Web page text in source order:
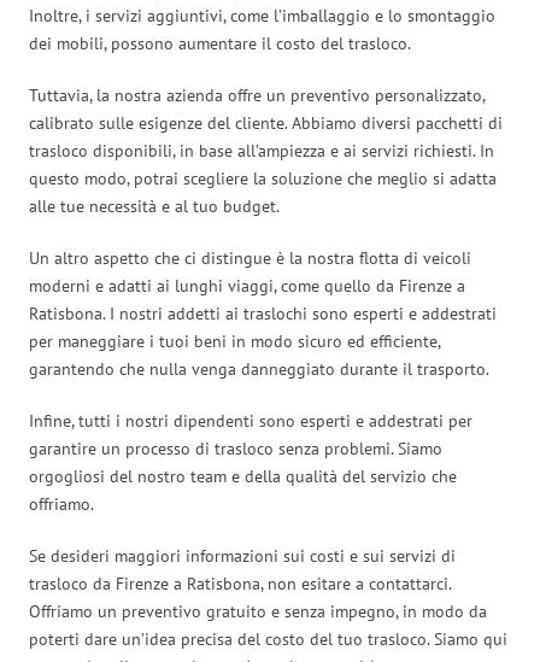
Inoltre, i servizi aggiuntivi, come l’imballaggio e lo smontaggio
dei mobili, possono aumentare il costo del trasloco.
Tuttavia, la nostra azienda offre un preventivo personalizzato,
calibrato sulle esigenze del cliente. Abbiamo diversi pacchetti di
trasloco disponibili, in base all’ampiezza e ai servizi richiesti. In
questo modo, potrai scegliere la soluzione che meglio si adatta
alle tue necessità e al tuo budget.
Un altro aspetto che ci distingue è la nostra flotta di veicoli
moderni e adatti ai lunghi viaggi, come quello da Firenze a
Ratisbona. I nostri addetti ai traslochi sono esperti e addestrati
per maneggiare i tuoi beni in modo sicuro ed efficiente,
garantendo che nulla venga danneggiato durante il trasporto.
Infine, tutti i nostri dipendenti sono esperti e addestrati per
garantire un processo di trasloco senza problemi. Siamo
orgogliosi del nostro team e della qualità del servizio che
offriamo.
Se desideri maggiori informazioni sui costi e sui servizi di
trasloco da Firenze a Ratisbona, non esitare a contattarci.
Offriamo un preventivo gratuito e senza impegno, in modo da
poterti dare un’idea precisa del costo del tuo trasloco. Siamo qui